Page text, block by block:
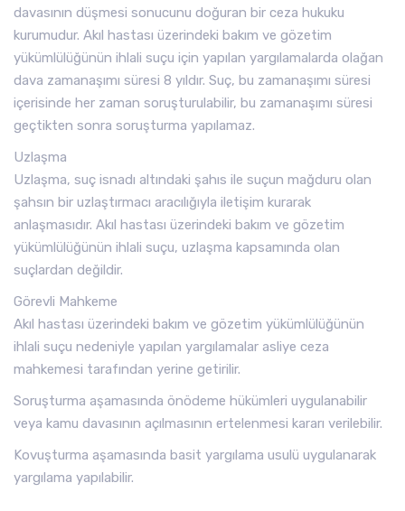
davasının düşmesi sonucunu doğuran bir ceza hukuku
kurumudur. Akıl hastası üzerindeki bakım ve gözetim
yükümlülüğünün ihlali suçu için yapılan yargılamalarda olağan
dava zamanaşımı süresi 8 yıldır. Suç, bu zamanaşımı süresi
içerisinde her zaman soruşturulabilir, bu zamanaşımı süresi
geçtikten sonra soruşturma yapılamaz.
Uzlaşma
Uzlaşma, suç isnadı altındaki şahıs ile suçun mağduru olan
şahsın bir uzlaştırmacı aracılığıyla iletişim kurarak
anlaşmasıdır. Akıl hastası üzerindeki bakım ve gözetim
yükümlülüğünün ihlali suçu, uzlaşma kapsamında olan
suçlardan değildir.
Görevli Mahkeme
Akıl hastası üzerindeki bakım ve gözetim yükümlülüğünün
ihlali suçu nedeniyle yapılan yargılamalar asliye ceza
mahkemesi tarafından yerine getirilir.
Soruşturma aşamasında önödeme hükümleri uygulanabilir
veya kamu davasının açılmasının ertelenmesi kararı verilebilir.
Kovuşturma aşamasında basit yargılama usulü uygulanarak
yargılama yapılabilir.